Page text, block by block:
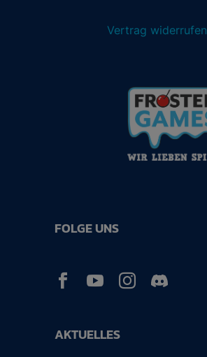
Vertrag widerrufen
AKTUELLES
FOLGE UNS
  